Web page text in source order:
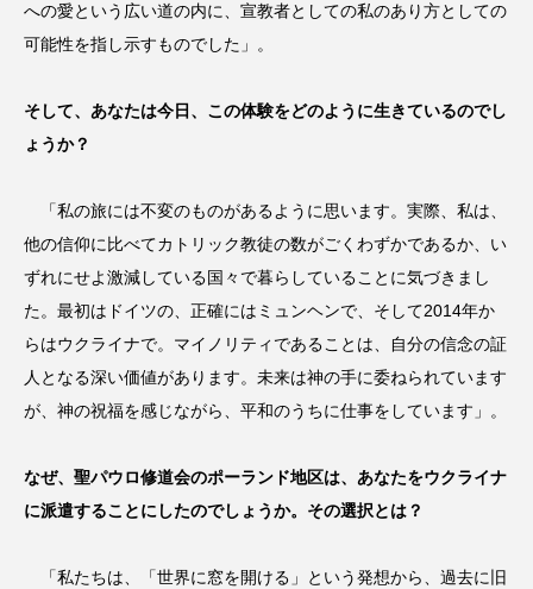
への愛という広い道の内に、宣教者としての私のあり方としての
可能性を指し示すものでした」。
そして、あなたは今日、この体験をどのように生きているのでし
ょうか？
「私の旅には不変のものがあるように思います。実際、私は、
他の信仰に比べてカトリック教徒の数がごくわずかであるか、い
ずれにせよ激減している国々で暮らしていることに気づきまし
た。最初はドイツの、正確にはミュンヘンで、そして2014年か
らはウクライナで。マイノリティであることは、自分の信念の証
人となる深い価値があります。未来は神の手に委ねられています
が、神の祝福を感じながら、平和のうちに仕事をしています」。
なぜ、聖パウロ修道会のポーランド地区は、あなたをウクライナ
に派遣することにしたのでしょうか。その選択とは？
「私たちは、「世界に窓を開ける」という発想から、過去に旧